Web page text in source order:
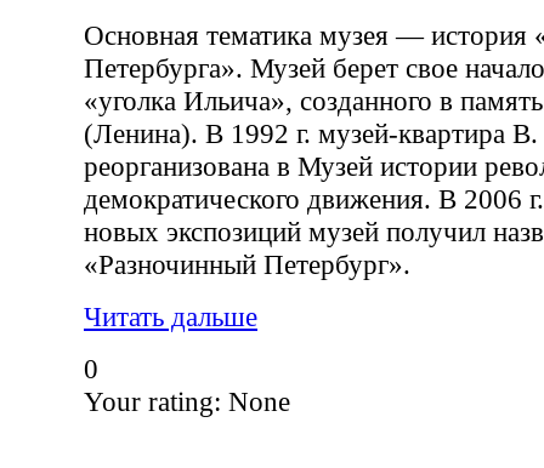
Основная тематика музея — история
Петербурга». Музей берет свое
«уголка Ильича», созданного в
(Ленина). В 1992 г. музей-квартира
реорганизована в Музей истории
демократического движения. В 2006
новых экспозиций музей получил
«Разночинный Петербург».
Читать дальше
0
Your rating: None